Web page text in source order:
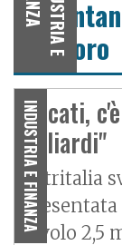
per loro
INDUSTRIA E FINANZA
Ducati,
miliardi"
Patritalia
tavolo 2,5